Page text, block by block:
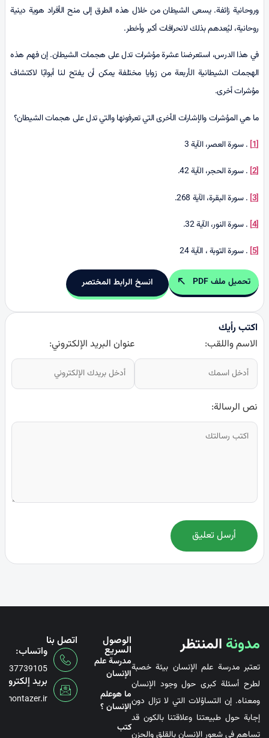
وروحانية زائفة. يسعى الشيطان من خلال هذه الطرق إلى منح الأفراد هوية دينية
روحانية، ليُعدهم بذلك لانحرافات أكبر وأخطر.
في هذا الدرس، استعرضنا عشرة مؤشرات تدل على هجمات الشيطان. إن فهم هذه
الهجمات الشيطانية الأربعة من زوايا مختلفة يمكن أن يفتح لنا أبوابًا لاكتشاف
مؤشرات أخرى.
ما هي المؤشرات والإشارات الأخرى التي تعرفونها والتي تدل على هجمات الشيطان؟
[1] . سورة العصر، الآية 3
[2] . سورة الحجر، الآية 42.
[3] . سورة البقرة، الآية 268.
[4] . سورة النور، الآية 32.
[5] . سورة التوبة ، الآية 24
تحميل ملف PDF انسخ الرابط المختصر
اكتب رأيك
الاسم واللقب:
عنوان البريد الإلكتروني:
نص الرسالة:
أرسل تعليق
مدونة المنتظر
تعتبر مدرسة علم الإنسان بيئة خصبة
لطرح أسئلة كبرى حول وجود الإنسان
ومعناه. إن التساؤلات التي لا تزال دون
إجابة حول طبيعتنا وعلاقتنا بالكون قد
تساهم في شعور الإنسان بالقلق والحزن
الوصول
السريع
مدرسة علم
الإنسان
ما هوعلم
الإنسان ؟
کتب
اتصل بنا
واتساب:
بريد